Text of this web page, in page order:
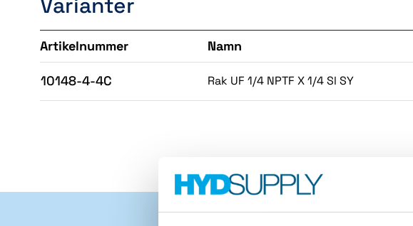
Artikelnummer Namn
10148-4-4C
Rak UF 1/4 NPTF X 1/4 Sl SY